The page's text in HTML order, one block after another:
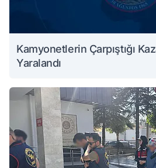
Kamyonetlerin Çarpıştığı
Yaralandı